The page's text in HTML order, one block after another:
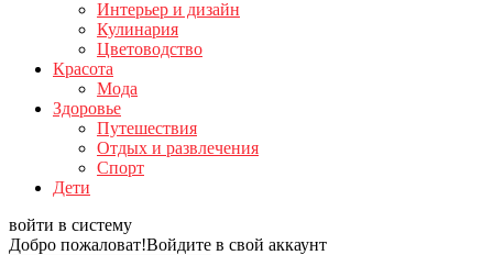
Интерьер и дизайн
Кулинария
Цветоводство
Красота
Мода
Здоровье
Путешествия
Отдых и развлечения
Спорт
Дети
войти в систему
Добро пожаловат!Войдите в свой аккаунт